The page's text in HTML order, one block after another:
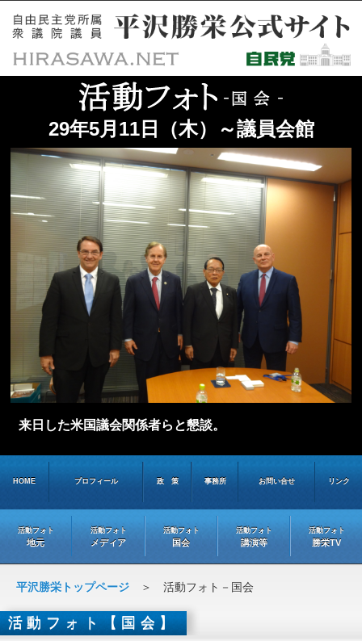
29年5月11日（木）～議員会館
来日した米国議会関係者らと懇談。
HOME プロフィール 政 策 事務所 お問い合せ リンク
活動フォト
地元
活動フォト
メディア
活動フォト
国会
活動フォト
講演等
活動フォト
勝栄TV
平沢勝栄トップページ ＞ 活動フォト－国会
活動フォト【国会】